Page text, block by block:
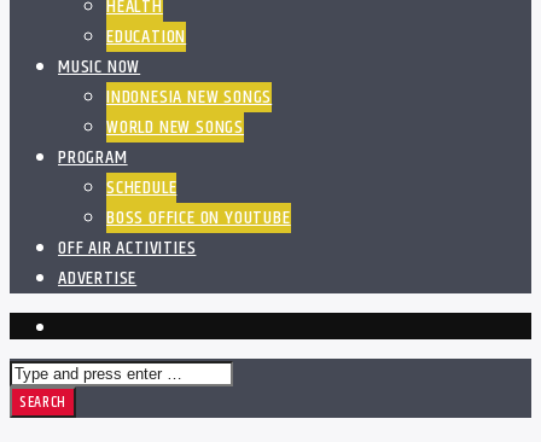
HEALTH
EDUCATION
MUSIC NOW
INDONESIA NEW SONGS
WORLD NEW SONGS
PROGRAM
SCHEDULE
BOSS OFFICE ON YOUTUBE
OFF AIR ACTIVITIES
ADVERTISE